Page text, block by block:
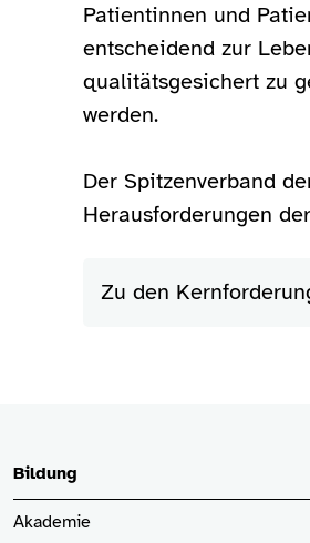
Patientinnen und
entscheidend zur
qualitätsgesichert zu
werden.
Der Spitzenverband
Herausforderungen
Zu den
Bildung
Akademie